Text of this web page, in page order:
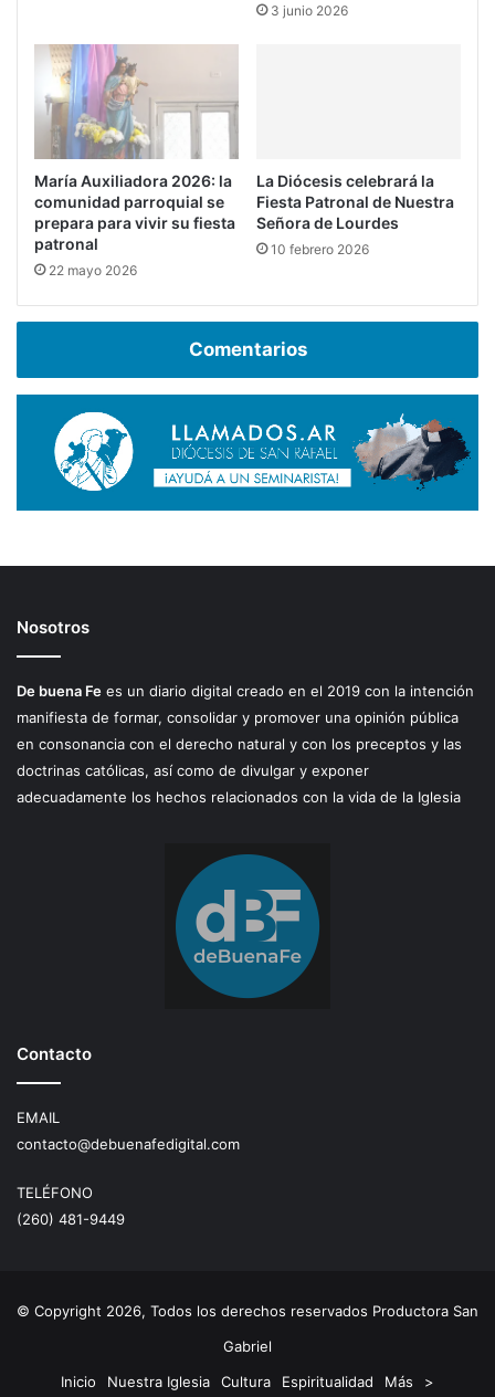
3 junio 2026
María Auxiliadora 2026: la
comunidad parroquial se
prepara para vivir su fiesta
patronal
22 mayo 2026
La Diócesis celebrará la
Fiesta Patronal de Nuestra
Señora de Lourdes
10 febrero 2026
Comentarios
Nosotros
De buena Fe es un diario digital creado en el 2019 con la intención
manifiesta de formar, consolidar y promover una opinión pública
en consonancia con el derecho natural y con los preceptos y las
doctrinas católicas, así como de divulgar y exponer
adecuadamente los hechos relacionados con la vida de la Iglesia
Contacto
EMAIL
contacto@debuenafedigital.com
TELÉFONO
(260) 481-9449
© Copyright 2026, Todos los derechos reservados Productora San
Gabriel
Inicio
Nuestra Iglesia Cultura Espiritualidad Más >